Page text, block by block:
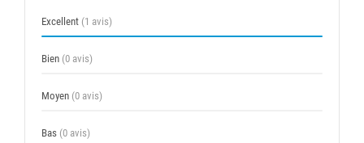
Excellent (1 avis)
Bien (0 avis)
Moyen (0 avis)
Bas (0 avis)